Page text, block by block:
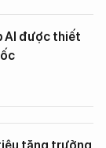
AI được thiết